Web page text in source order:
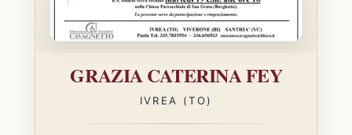
GRAZIA CATERINA FEY
IVREA (TO)